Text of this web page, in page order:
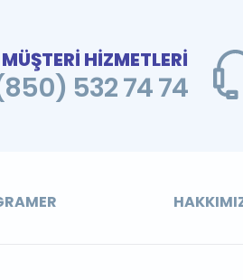
MÜŞTERİ HİZMETLERİ
532 74 74